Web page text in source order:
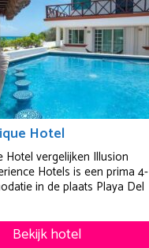
Hotel
Hotel vergelijken Illusion
Hotels is een prima 4-
in de plaats Playa Del
Bekijk hotel